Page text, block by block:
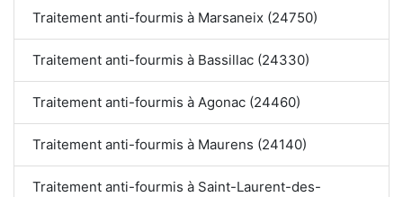
Traitement anti-fourmis à Marsaneix (24750)
Traitement anti-fourmis à Bassillac (24330)
Traitement anti-fourmis à Agonac (24460)
Traitement anti-fourmis à Maurens (24140)
Traitement anti-fourmis à Saint-Laurent-des-